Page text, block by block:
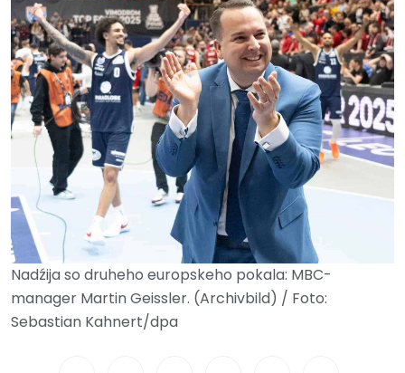
Nadźija so druheho europskeho pokala: MBC-
manager Martin Geissler. (Archivbild) / Foto:
Sebastian Kahnert/dpa